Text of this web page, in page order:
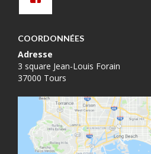
COORDONNÉES
Adresse
3 square Jean-Louis Forain
37000 Tours